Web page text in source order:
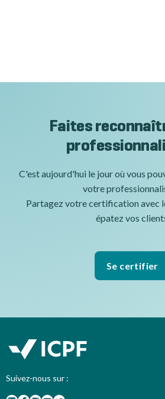
Faites
C'est aujourd'hui le jour où vous
votre
Partagez votre certification avec
épatez vos
Se certifier
Suivez-nous sur :